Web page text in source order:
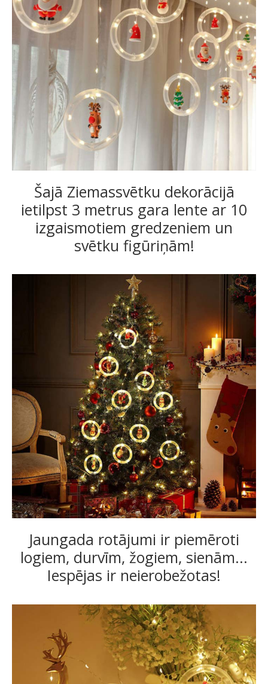
Šajā Ziemassvētku dekorācijā
ietilpst 3 metrus gara lente ar 10
izgaismotiem gredzeniem un
svētku figūriņām!
Jaungada rotājumi ir piemēroti
logiem, durvīm, žogiem, sienām...
Iespējas ir neierobežotas!